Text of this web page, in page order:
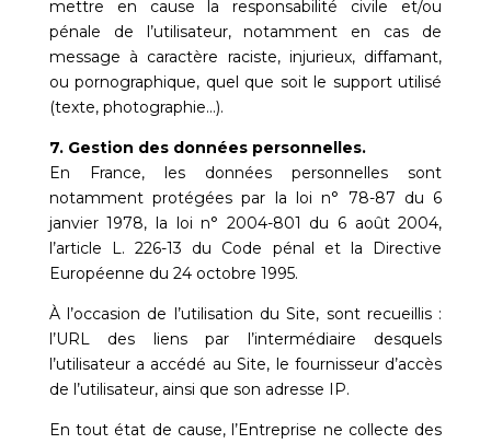
mettre en cause la responsabilité civile et/ou
pénale de l’utilisateur, notamment en cas de
message à caractère raciste, injurieux, diffamant,
ou pornographique, quel que soit le support utilisé
(texte, photographie…).
7. Gestion des données personnelles.
En France, les données personnelles sont
notamment protégées par la loi n° 78-87 du 6
janvier 1978, la loi n° 2004-801 du 6 août 2004,
l’article L. 226-13 du Code pénal et la Directive
Européenne du 24 octobre 1995.
À l’occasion de l’utilisation du Site, sont recueillis :
l’URL des liens par l’intermédiaire desquels
l’utilisateur a accédé au Site, le fournisseur d’accès
de l’utilisateur, ainsi que son adresse IP.
En tout état de cause, l’Entreprise ne collecte des